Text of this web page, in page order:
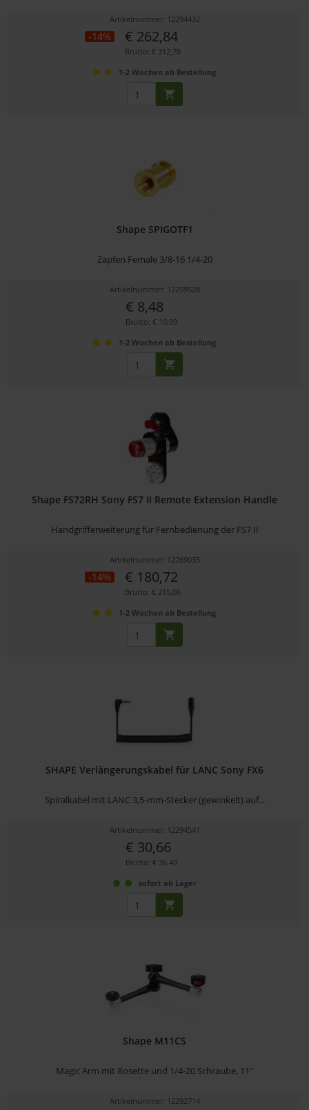
Artikelnummer: 12294432
-14% € 262,84
Brutto: € 312,78
1-2 Wochen ab Bestellung
Shape SPIGOTF1
Zapfen Female 3/8-16 1/4-20
Artikelnummer: 12259528
€ 8,48
Brutto: € 10,09
1-2 Wochen ab Bestellung
Shape FS72RH Sony FS7 II Remote Extension Handle
Handgrifferweiterung für Fernbedienung der FS7 II
Artikelnummer: 12269035
-14% € 180,72
Brutto: € 215,06
1-2 Wochen ab Bestellung
SHAPE Verlängerungskabel für LANC Sony FX6
Spiralkabel mit LANC 3,5-mm-Stecker (gewinkelt) auf...
Artikelnummer: 12294541
€ 30,66
Brutto: € 36,49
sofort ab Lager
Shape M11CS
Magic Arm mit Rosette und 1/4-20 Schraube, 11"
Artikelnummer: 12292714